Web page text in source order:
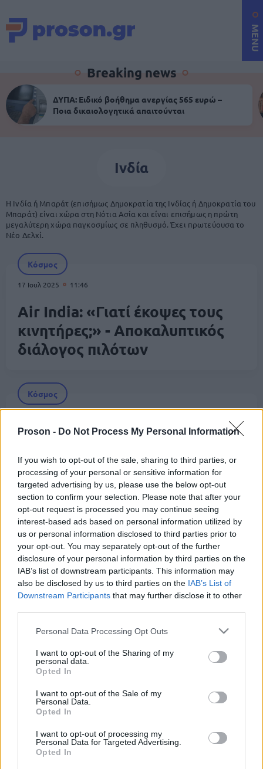
Proson - Do Not Process My Personal Information
If you wish to opt-out of the sale, sharing to third parties, or
processing of your personal or sensitive information for
targeted advertising by us, please use the below opt-out
section to confirm your selection. Please note that after your
opt-out request is processed you may continue seeing
interest-based ads based on personal information utilized by
us or personal information disclosed to third parties prior to
your opt-out. You may separately opt-out of the further
disclosure of your personal information by third parties on the
IAB’s list of downstream participants. This information may
also be disclosed by us to third parties on the IAB’s List of
Downstream Participants that may further disclose it to other
Please note that this website/app uses one or more Google
not limited to your visit or usage behaviour. You may click to
grant or deny consent to Google and its third-party tags to
use your data for below specified purposes in below Google
consent section.
Personal Data Processing Opt Outs
I want to opt-out of the Sharing of my
personal data.
Opted In
I want to opt-out of the Sale of my
Personal Data.
Opted In
I want to opt-out of processing my
Personal Data for Targeted Advertising.
Opted In
MENU
Breaking news
ΔΥΠΑ: Ειδικό βοήθημα ανεργίας 565 ευρώ –
Ποια δικαιολογητικά απαιτούνται
Ινδία
Η Ινδία ή Μπαράτ (επισήμως Δημοκρατία της Ινδίας ή Δημοκρατία του
Μπαράτ) είναι χώρα στη Νότια Ασία και είναι επισήμως η πρώτη
μεγαλύτερη χώρα παγκοσμίως σε πληθυσμό. Έχει πρωτεύουσα το
Νέο Δελχί.
Κόσμος
17 Ιουλ 2025 11:46
Air India: «Γιατί έκοψες τους
κινητήρες;» - Αποκαλυπτικός
διάλογος πιλότων
Κόσμος
Ινδία: Ανακτήθηκε και το
δεύτερο μαύρο κουτί του
Boeing 787 – Στους 279 οι
νεκροί
Κόσμος
13 Ιουν 2025 09:19
Αεροπορική τραγωδία στην Ινδία με πάνω από 260
νεκρούς - Βρέθηκε το μαύρο κουτί
Κόσμος
08 Μαΐ 2025 10:24
εξέλιξη της έντασης με την Ινδία – Τα τρία πιθανά
σενάρια
Κόσμος